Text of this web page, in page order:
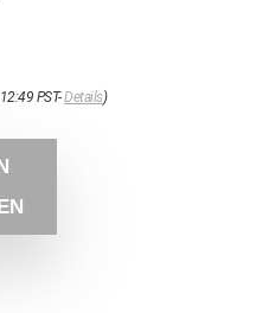
PST-Details)